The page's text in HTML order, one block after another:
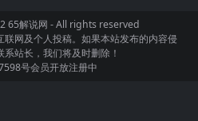
65解说网 - All rights reserved
网及个人投稿。如果本站发布的内容侵
站长，我们将及时删除！
号会员开放注册中